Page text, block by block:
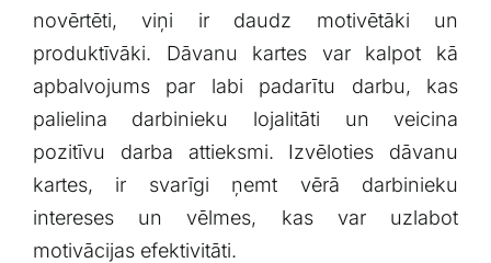
novērtēti,⁢ viņi ir daudz ⁢motivētāki ​un
produktīvāki. Dāvanu kartes var kalpot kā
apbalvojums par labi padarītu darbu, kas⁤
palielina ⁣darbinieku lojalitāti un⁣ veicina
pozitīvu darba attieksmi. ⁢Izvēloties dāvanu
kartes, ir ⁤svarīgi ​ņemt vērā darbinieku
intereses‌ un vēlmes, kas var uzlabot
motivācijas efektivitāti.